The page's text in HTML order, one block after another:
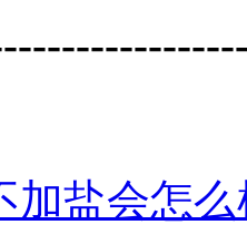
加盐会怎么